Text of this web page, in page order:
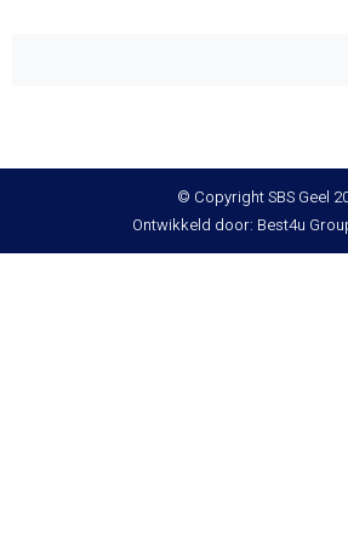
© Copyright SBS Geel
Ontwikkeld door: Best4u